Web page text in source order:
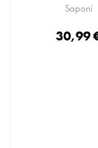
Saponi
30,99